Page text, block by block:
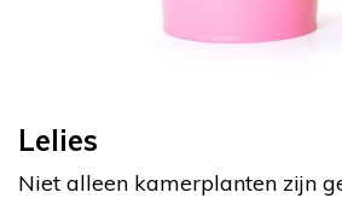
Lelies
Niet alleen kamerplanten zijn